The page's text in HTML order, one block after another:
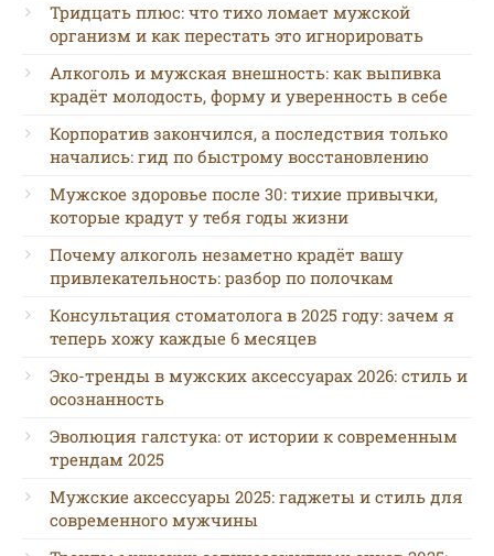
Тридцать плюс: что тихо ломает мужской
организм и как перестать это игнорировать
Алкоголь и мужская внешность: как выпивка
крадёт молодость, форму и уверенность в себе
Корпоратив закончился, а последствия только
начались: гид по быстрому восстановлению
Мужское здоровье после 30: тихие привычки,
которые крадут у тебя годы жизни
Почему алкоголь незаметно крадёт вашу
привлекательность: разбор по полочкам
Консультация стоматолога в 2025 году: зачем я
теперь хожу каждые 6 месяцев
Эко-тренды в мужских аксессуарах 2026: стиль и
осознанность
Эволюция галстука: от истории к современным
трендам 2025
Мужские аксессуары 2025: гаджеты и стиль для
современного мужчины